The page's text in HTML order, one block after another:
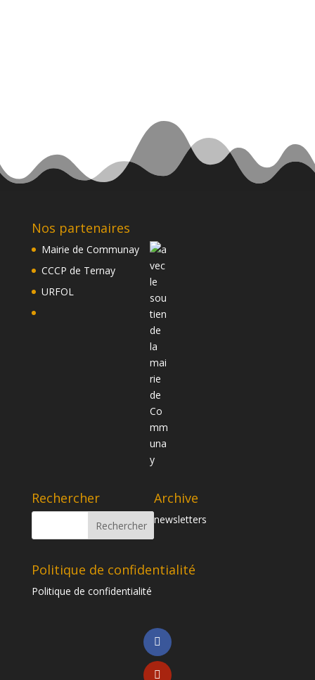
Nos partenaires
Mairie de Communay
CCCP de Ternay
URFOL
Rechercher Archive
newsletters
Politique de confidentialité
Politique de confidentialité